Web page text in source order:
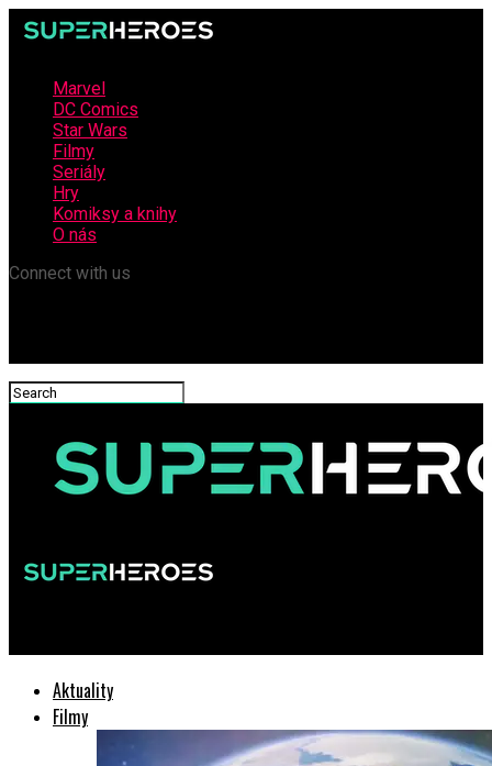
Marvel
DC Comics
Star Wars
Filmy
Seriály
Hry
Komiksy a knihy
O nás
Connect with us
Aktuality
Filmy